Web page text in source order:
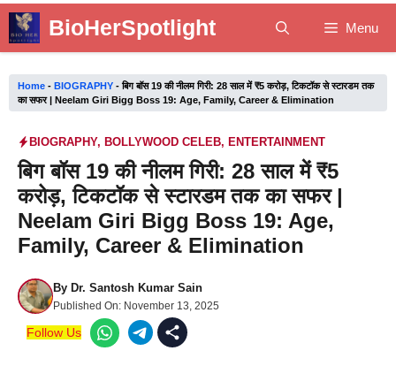
Skip
BioHerSpotlight Menu
Home - BIOGRAPHY -बिग बॉस 19 की नीलम गिरी: 28 साल में ₹5 करोड़, टिकटॉक से स्टारडम तक
का सफर | Neelam Giri Bigg Boss 19: Age, Family, Career & Elimination
BIOGRAPHY, BOLLYWOOD CELEB, ENTERTAINMENT
बिग बॉस 19 की नीलम गिरी: 28 साल में ₹5
करोड़, टिकटॉक से स्टारडम तक का सफर |
Neelam Giri Bigg Boss 19: Age,
Family, Career & Elimination
By Dr. Santosh Kumar Sain
Published On: November 13, 2025
Follow Us